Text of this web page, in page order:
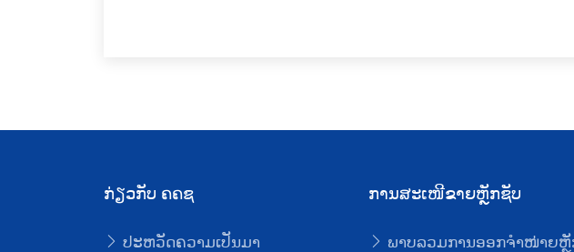
ກ່ຽວກັບ ຄຄຊ
ປະຫວັດຄວາມເປັນມາ
ການສະເໜີຂາຍຫຼັກຊັບ
ພາບລວມການອອກຈໍາໜ່າຍຫຼັ